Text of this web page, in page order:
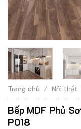
Trang chủ / Nội thất
Bếp MDF Phủ
P018